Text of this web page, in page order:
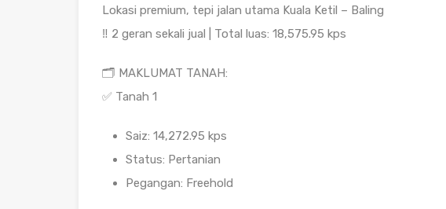
Lokasi premium, tepi jalan utama Kuala Ketil – Baling
‼️ 2 geran sekali jual | Total luas: 18,575.95 kps
🗂️ MAKLUMAT TANAH:
✅ Tanah 1
Saiz: 14,272.95 kps
Status: Pertanian
Pegangan: Freehold